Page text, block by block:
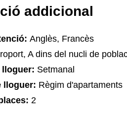
addicional
Anglès, Francès
A dins del nucli de
lloguer: Setmanal
lloguer: Règim d'apartaments
2